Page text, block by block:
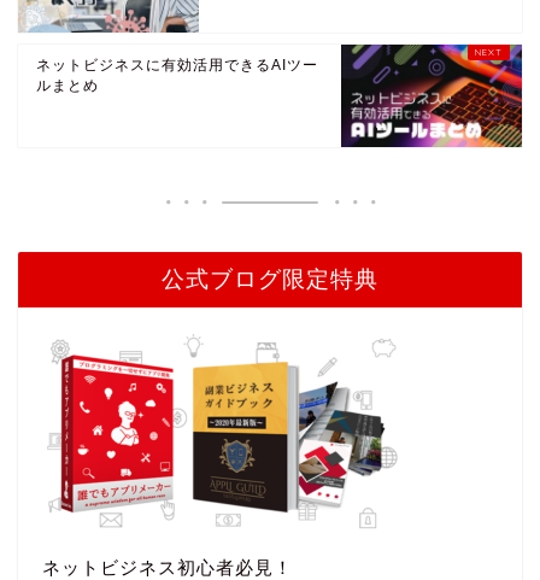
ネットビジネスに有効活用できるAIツー
ルまとめ
公式ブログ限定特典
ネットビジネス初心者必見！